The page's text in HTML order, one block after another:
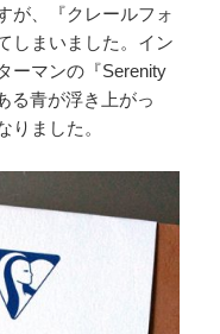
が、『クレールフォ
しまいました。イン
ーマンの『Serenity
る青が浮き上がっ
ました。